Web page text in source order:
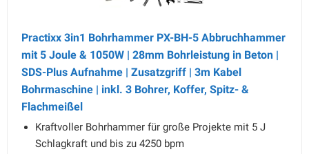
Practixx 3in1 Bohrhammer PX-BH-5 Abbruchhammer
mit 5 Joule & 1050W | 28mm Bohrleistung in Beton |
SDS-Plus Aufnahme | Zusatzgriff | 3m Kabel
Bohrmaschine | inkl. 3 Bohrer, Koffer, Spitz- &
Flachmeißel
Kraftvoller Bohrhammer für große Projekte mit 5 J
Schlagkraft und bis zu 4250 bpm